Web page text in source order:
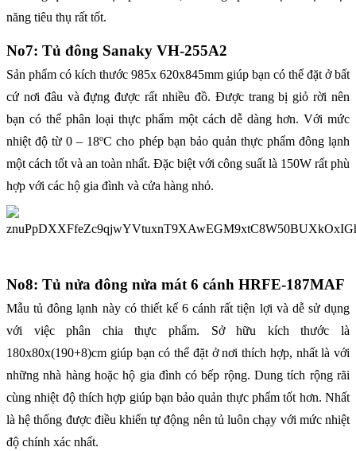
năng tiêu thụ rất tốt.
No7: Tủ đông Sanaky VH-255A2
Sản phẩm có kích thước 985x 620x845mm giúp bạn có thể đặt ở bất
cứ nơi đâu và đựng được rất nhiều đồ. Được trang bị giỏ rời nên
bạn có thể phân loại thực phẩm một cách dễ dàng hơn. Với mức
nhiệt độ từ 0 – 18oC cho phép bạn bảo quản thực phẩm đông lạnh
một cách tốt và an toàn nhất. Đặc biệt với công suất là 150W rất phù
hợp với các hộ gia đình và cửa hàng nhỏ.
No8: Tủ nửa đông nửa mát 6 cánh HRFE-187MAF
Mẫu tủ đông lạnh này có thiết kế 6 cánh rất tiện lợi và dễ sử dụng
với việc phân chia thực phẩm. Sở hữu kích thước là
180x80x(190+8)cm giúp bạn có thể đặt ở nơi thích hợp, nhất là với
những nhà hàng hoặc hộ gia đình có bếp rộng. Dung tích rộng rãi
cùng nhiệt độ thích hợp giúp bạn bảo quản thực phẩm tốt hơn. Nhất
là hệ thống được điều khiển tự động nên tủ luôn chạy với mức nhiệt
độ chính xác nhất.